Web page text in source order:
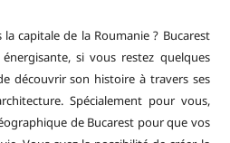
capitale de la Roumanie ? Bucarest
si vous restez quelques
découvrir son histoire à travers ses
Spécialement pour vous,
de Bucarest pour que vos